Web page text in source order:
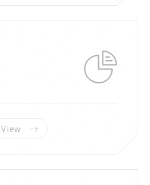
View